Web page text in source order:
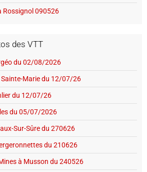
Rossignol 090526
des VTT
du 02/08/2026
Sainte-Marie du 12/07/26
du 12/07/26
du 05/07/2026
Sur-Sûre du 270626
du 210626
à Musson du 240526